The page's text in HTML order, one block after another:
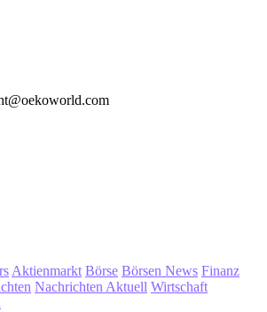
Aktienmarkt Börse Börsen News Finanz
Nachrichten Aktuell Wirtschaft